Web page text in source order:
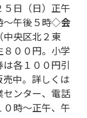
日（日）正午
～午後５時◇会
央区北２東
００円。小学
各１００円引
中。詳しくは
ンター、電話
時～正午、午